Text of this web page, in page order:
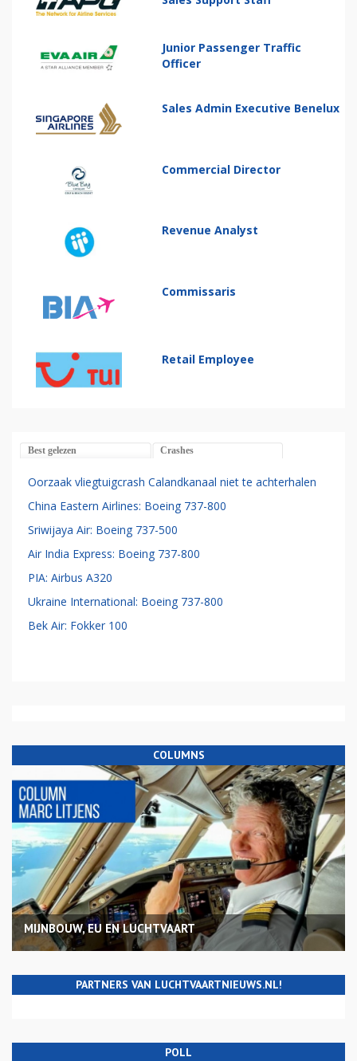
Junior Passenger Traffic
Officer
Sales Admin Executive Benelux
Commercial Director
Revenue Analyst
Commissaris
Retail Employee
Best gelezen Crashes
Oorzaak vliegtuigcrash Calandkanaal niet te achterhalen
China Eastern Airlines: Boeing 737-800
Sriwijaya Air: Boeing 737-500
Air India Express: Boeing 737-800
PIA: Airbus A320
Ukraine International: Boeing 737-800
Bek Air: Fokker 100
COLUMNS
MIJNBOUW, EU EN LUCHTVAART
PARTNERS VAN LUCHTVAARTNIEUWS.NL!
POLL